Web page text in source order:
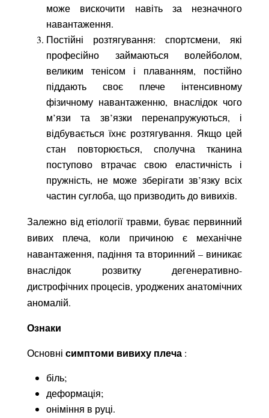
може вискочити навіть за незначного
навантаження.
Постійні розтягування: спортсмени, які
професійно займаються волейболом,
великим тенісом і плаванням, постійно
піддають своє плече інтенсивному
фізичному навантаженню, внаслідок чого
м’язи та зв’язки перенапружуються, і
відбувається їхнє розтягування. Якщо цей
стан повторюється, сполучна тканина
поступово втрачає свою еластичність і
пружність, не може зберігати зв’язку всіх
частин суглоба, що призводить до вивихів.
Залежно від етіології травми, буває первинний
вивих плеча, коли причиною є механічне
навантаження, падіння та вторинний – виникає
внаслідок розвитку дегенеративно-
дистрофічних процесів, уроджених анатомічних
аномалій.
Ознаки
Основні симптоми вивиху плеча :
біль;
деформація;
оніміння в руці.